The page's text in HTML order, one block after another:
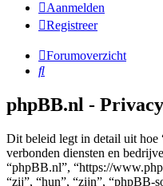
Aanmelden
Registreer
Forumoverzicht
Zoek
phpBB.nl -
Dit beleid legt in detail uit hoe
verbonden diensten en
“phpBB.nl”, “https://
“zij”, “hun”, “zijn”, “phpBB-